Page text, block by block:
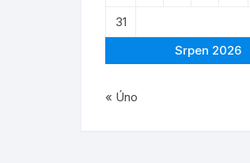
Srpen 2026
31
« Úno